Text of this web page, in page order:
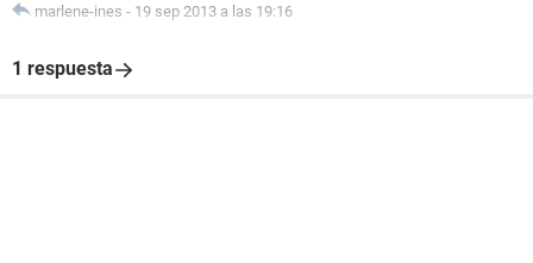
marlene-ines - 19 sep 2013 a las 19:16
1 respuesta